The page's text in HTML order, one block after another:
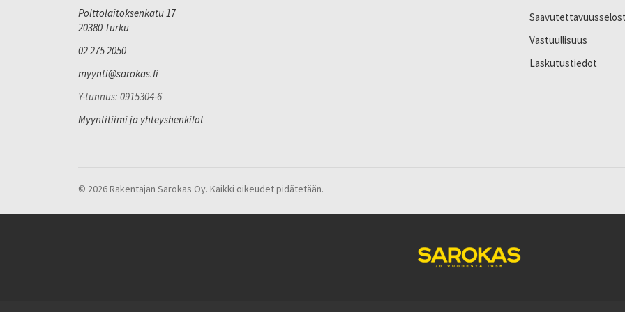
Polttolaitoksenkatu 17
20380 Turku
02 275 2050
myynti@sarokas.fi
Y-tunnus: 0915304-6
Myyntitiimi ja yhteyshenkilöt
Vastuullisuus
Laskutustiedot
© 2026 Rakentajan Sarokas Oy. Kaikki oikeudet pidätetään.